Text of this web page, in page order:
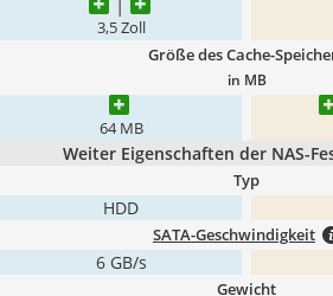
3,5 Zoll
Größe des Cache-
in MB
64 MB
Weiter Eigenschaften der NAS-
Typ
HDD
SATA-Geschwindigkeit
6 GB/s
Gewicht